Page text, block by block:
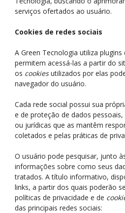
serviços ofertados ao usuário.
Cookies de redes sociais
A Green Tecnologia utiliza plugins
permitem acessá-las a partir do
os cookiesutilizados por elas
navegador do usuário.
Cada rede social possui sua
e de proteção de dados
ou jurídicas que as mantêm
coletados e pelas práticas de
O usuário pode pesquisar, junto
informações sobre como seus
tratados. A título informativo,
links, a partir dos quais poderão
políticas de privacidade e de
das principais redes sociais: